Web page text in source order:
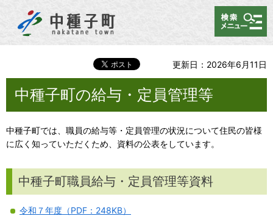
メニュー
更新日：2026年6月11日
中種子町の給与・定員管理等
中種子町では、職員の給与等・定員管理の状況について住民の皆様
に広く知っていただくため、資料の公表をしています。
中種子町職員給与・定員管理等資料
令和７年度（PDF：248KB）